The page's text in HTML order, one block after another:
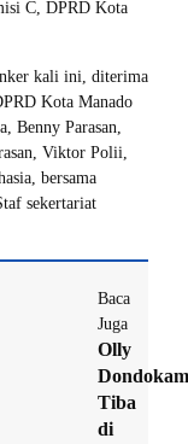
C, DPRD Kota
kali ini, diterima
Kota Manado
Benny Parasan,
Viktor Polii,
bersama
sekertariat
Baca
Juga
Olly
Tiba
di